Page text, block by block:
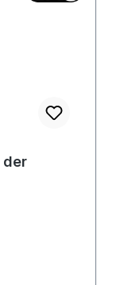
der